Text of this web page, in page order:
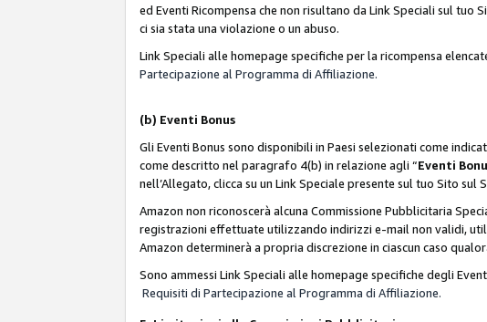
ed Eventi Ricompensa che non risultano da Link Speciali sul tuo
ci sia stata una violazione o un abuso.
Link Speciali alle homepage specifiche per la ricompensa
Partecipazione al Programma di Affiliazione.
(b) Eventi Bonus
Gli Eventi Bonus sono disponibili in Paesi selezionati come
come descritto nel paragrafo 4(b) in relazione agli “Eventi
nell’Allegato, clicca su un Link Speciale presente sul tuo Sito
Amazon non riconoscerà alcuna Commissione Pubblicitaria
registrazioni effettuate utilizzando indirizzi e-mail non validi,
Amazon determinerà a propria discrezione in ciascun caso
Sono ammessi Link Speciali alle homepage specifiche degli
Requisiti di Partecipazione al Programma di Affiliazione.